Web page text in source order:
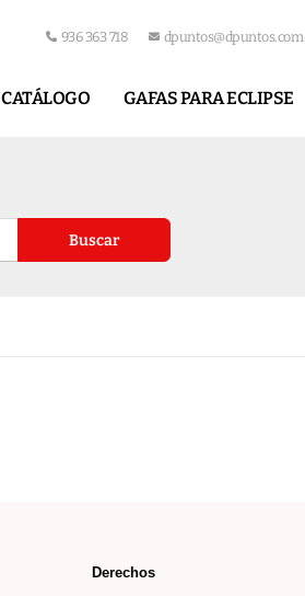
936 363 718 dpuntos@dpuntos.com
CATÁLOGO GAFAS PARA ECLIPSE
Buscar
Derechos